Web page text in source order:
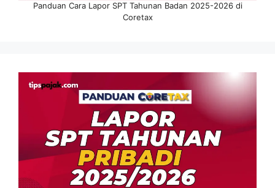
Panduan Cara Lapor SPT Tahunan Badan 2025-2026 di
Coretax